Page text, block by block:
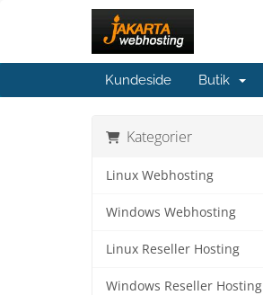
Kundeside Butik
Kategorier
Linux Webhosting
Windows Webhosting
Linux Reseller Hosting
Windows Reseller Hosting